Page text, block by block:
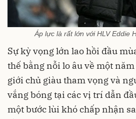
Áp lực là rất lớn với HLV Eddie
Sự kỳ vọng lớn lao hồi đầu
thế bằng nỗi lo âu về một
giới chủ giàu tham vọng và
vắng bóng tại các vị trí dẫn
một bước lùi khó chấp nhận